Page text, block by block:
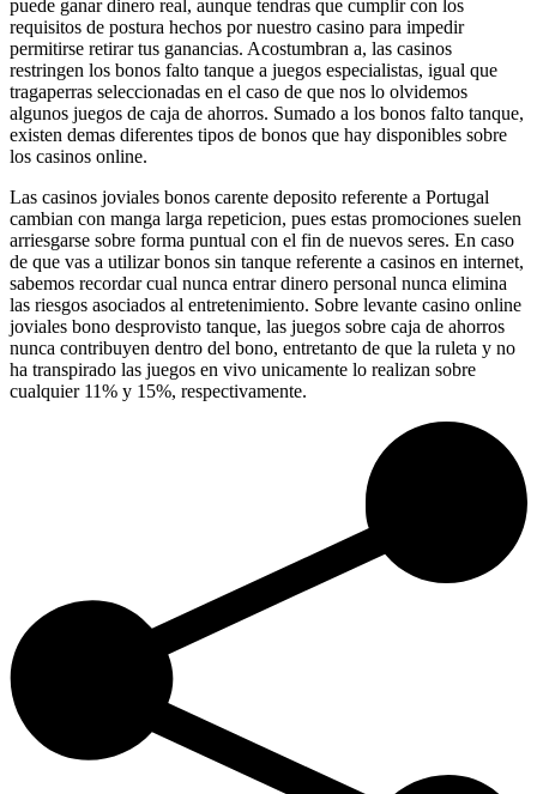
puede ganar dinero real, aunque tendras que cumplir con los
requisitos de postura hechos por nuestro casino para impedir
permitirse retirar tus ganancias. Acostumbran a, las casinos
restringen los bonos falto tanque a juegos especialistas, igual que
tragaperras seleccionadas en el caso de que nos lo olvidemos
algunos juegos de caja de ahorros. Sumado a los bonos falto tanque,
existen demas diferentes tipos de bonos que hay disponibles sobre
los casinos online.
Las casinos joviales bonos carente deposito referente a Portugal
cambian con manga larga repeticion, pues estas promociones suelen
arriesgarse sobre forma puntual con el fin de nuevos seres. En caso
de que vas a utilizar bonos sin tanque referente a casinos en internet,
sabemos recordar cual nunca entrar dinero personal nunca elimina
las riesgos asociados al entretenimiento. Sobre levante casino online
joviales bono desprovisto tanque, las juegos sobre caja de ahorros
nunca contribuyen dentro del bono, entretanto de que la ruleta y no
ha transpirado las juegos en vivo unicamente lo realizan sobre
cualquier 11% y 15%, respectivamente.